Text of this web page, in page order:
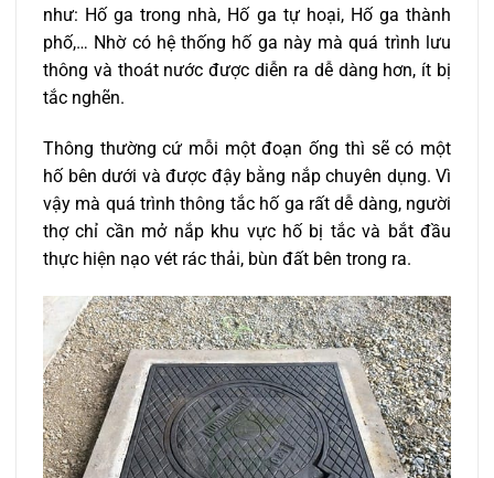
như: Hố ga trong nhà, Hố ga tự hoại, Hố ga thành
phố,… Nhờ có hệ thống hố ga này mà quá trình lưu
thông và thoát nước được diễn ra dễ dàng hơn, ít bị
tắc nghẽn.
Thông thường cứ mỗi một đoạn ống thì sẽ có một
hố bên dưới và được đậy bằng nắp chuyên dụng. Vì
vậy mà quá trình thông tắc hố ga rất dễ dàng, người
thợ chỉ cần mở nắp khu vực hố bị tắc và bắt đầu
thực hiện nạo vét rác thải, bùn đất bên trong ra.